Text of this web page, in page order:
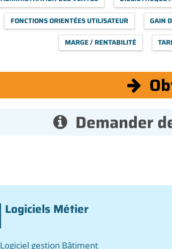
FONCTIONS ORIENTÉES UTILISATEUR GAIN
MARGE / RENTABILITÉ
Demander
Logiciels Métier
Logiciel gestion Bâtiment